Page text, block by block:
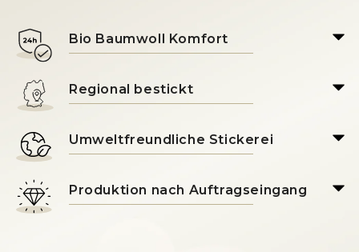
Bio Baumwoll Komfort
Regional bestickt
Umweltfreundliche Stickerei
Produktion nach Auftragseingang